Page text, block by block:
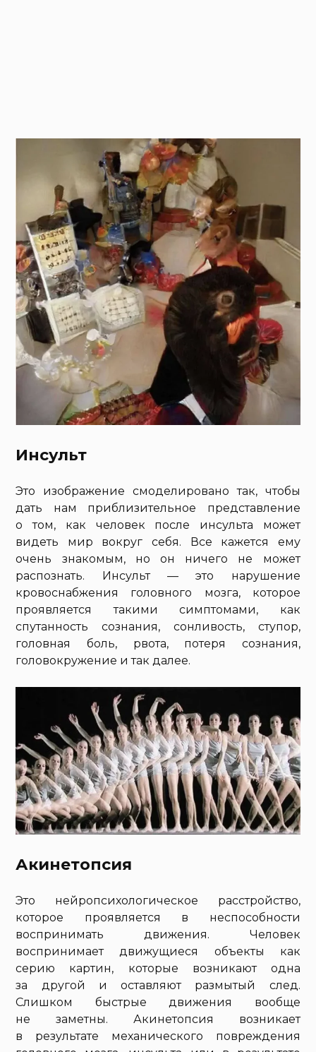
Инсульт
Это изображение смоделировано так, чтобы
дать нам приблизительное представление
о том, как человек после инсульта может
видеть мир вокруг себя. Все кажется ему
очень знакомым, но он ничего не может
распознать. Инсульт — это нарушение
кровоснабжения головного мозга, которое
проявляется такими симптомами, как
спутанность сознания, сонливость, ступор,
головная боль, рвота, потеря сознания,
головокружение и так далее.
Акинетопсия
Это нейропсихологическое расстройство,
которое проявляется в неспособности
воспринимать движения. Человек
воспринимает движущиеся объекты как
серию картин, которые возникают одна
за другой и оставляют размытый след.
Слишком быстрые движения вообще
не заметны. Акинетопсия возникает
в результате механического повреждения